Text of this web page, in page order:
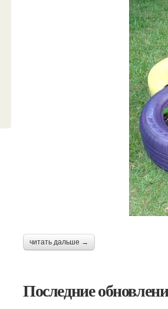
читать дальше →
Последние